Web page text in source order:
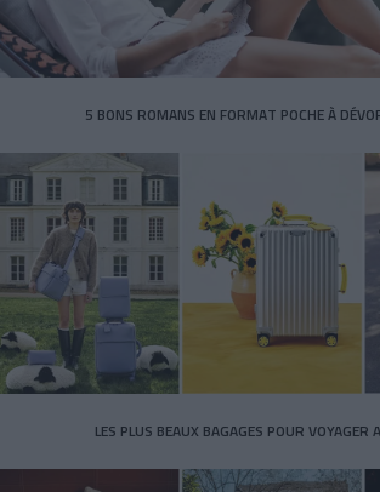
5 BONS ROMANS EN FORMAT POCHE À
LES PLUS BEAUX BAGAGES POUR VOYAGER